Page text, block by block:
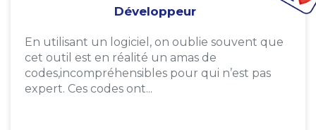
Développeur
En utilisant un logiciel, on oublie souvent que
cet outil est en réalité un amas de
codes,incompréhensibles pour qui n’est pas
expert. Ces codes ont...